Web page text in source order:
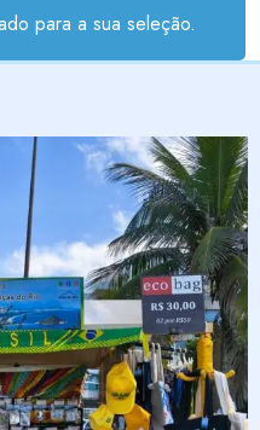
para a sua seleção.